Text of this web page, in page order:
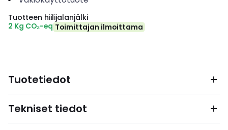
Tuotteen hiilijalanjälki
2 Kg CO₂-eq Toimittajan ilmoittama
Tuotetiedot
Tekniset tiedot